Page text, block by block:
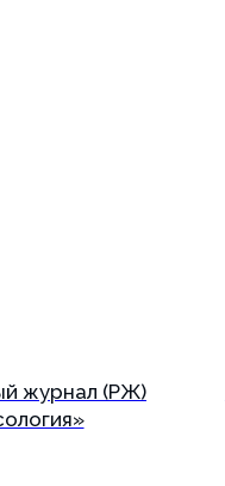
журнал (РЖ)